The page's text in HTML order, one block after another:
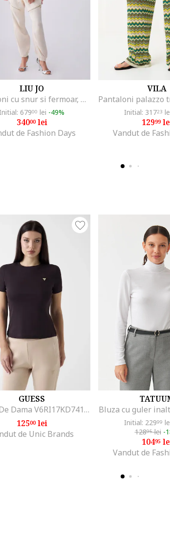
LIU JO
Pantaloni cu snur si fermoar, Bej
67900 lei -49%
34000lei
de Fashion Days
VILA
Initial: 31723
12999
Vandut de
GUESS
Tricou De Dama V6RI17KD741, Negru
12500lei
de Unic Brands
Bluza cu guler
Initial: 22999
12895lei -
10495
Vandut de